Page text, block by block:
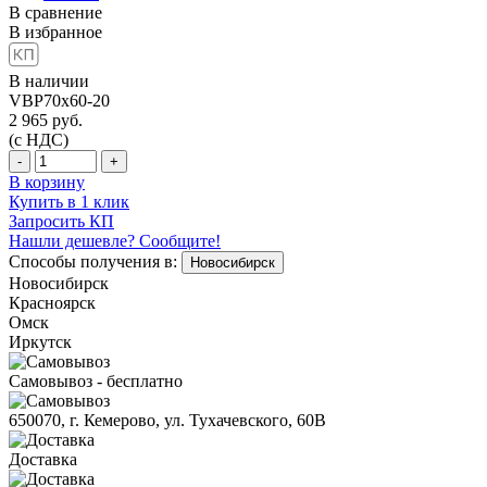
В сравнение
В избранное
В наличии
VBP70x60-20
2 965 руб.
(с НДС)
- +
В корзину
Купить в 1 клик
Запросить КП
Нашли дешевле? Сообщите!
Способы получения в:
Новосибирск
Новосибирск
Красноярск
Омск
Иркутск
Самовывоз - бесплатно
650070, г. Кемерово, ул. Тухачевского, 60В
Доставка